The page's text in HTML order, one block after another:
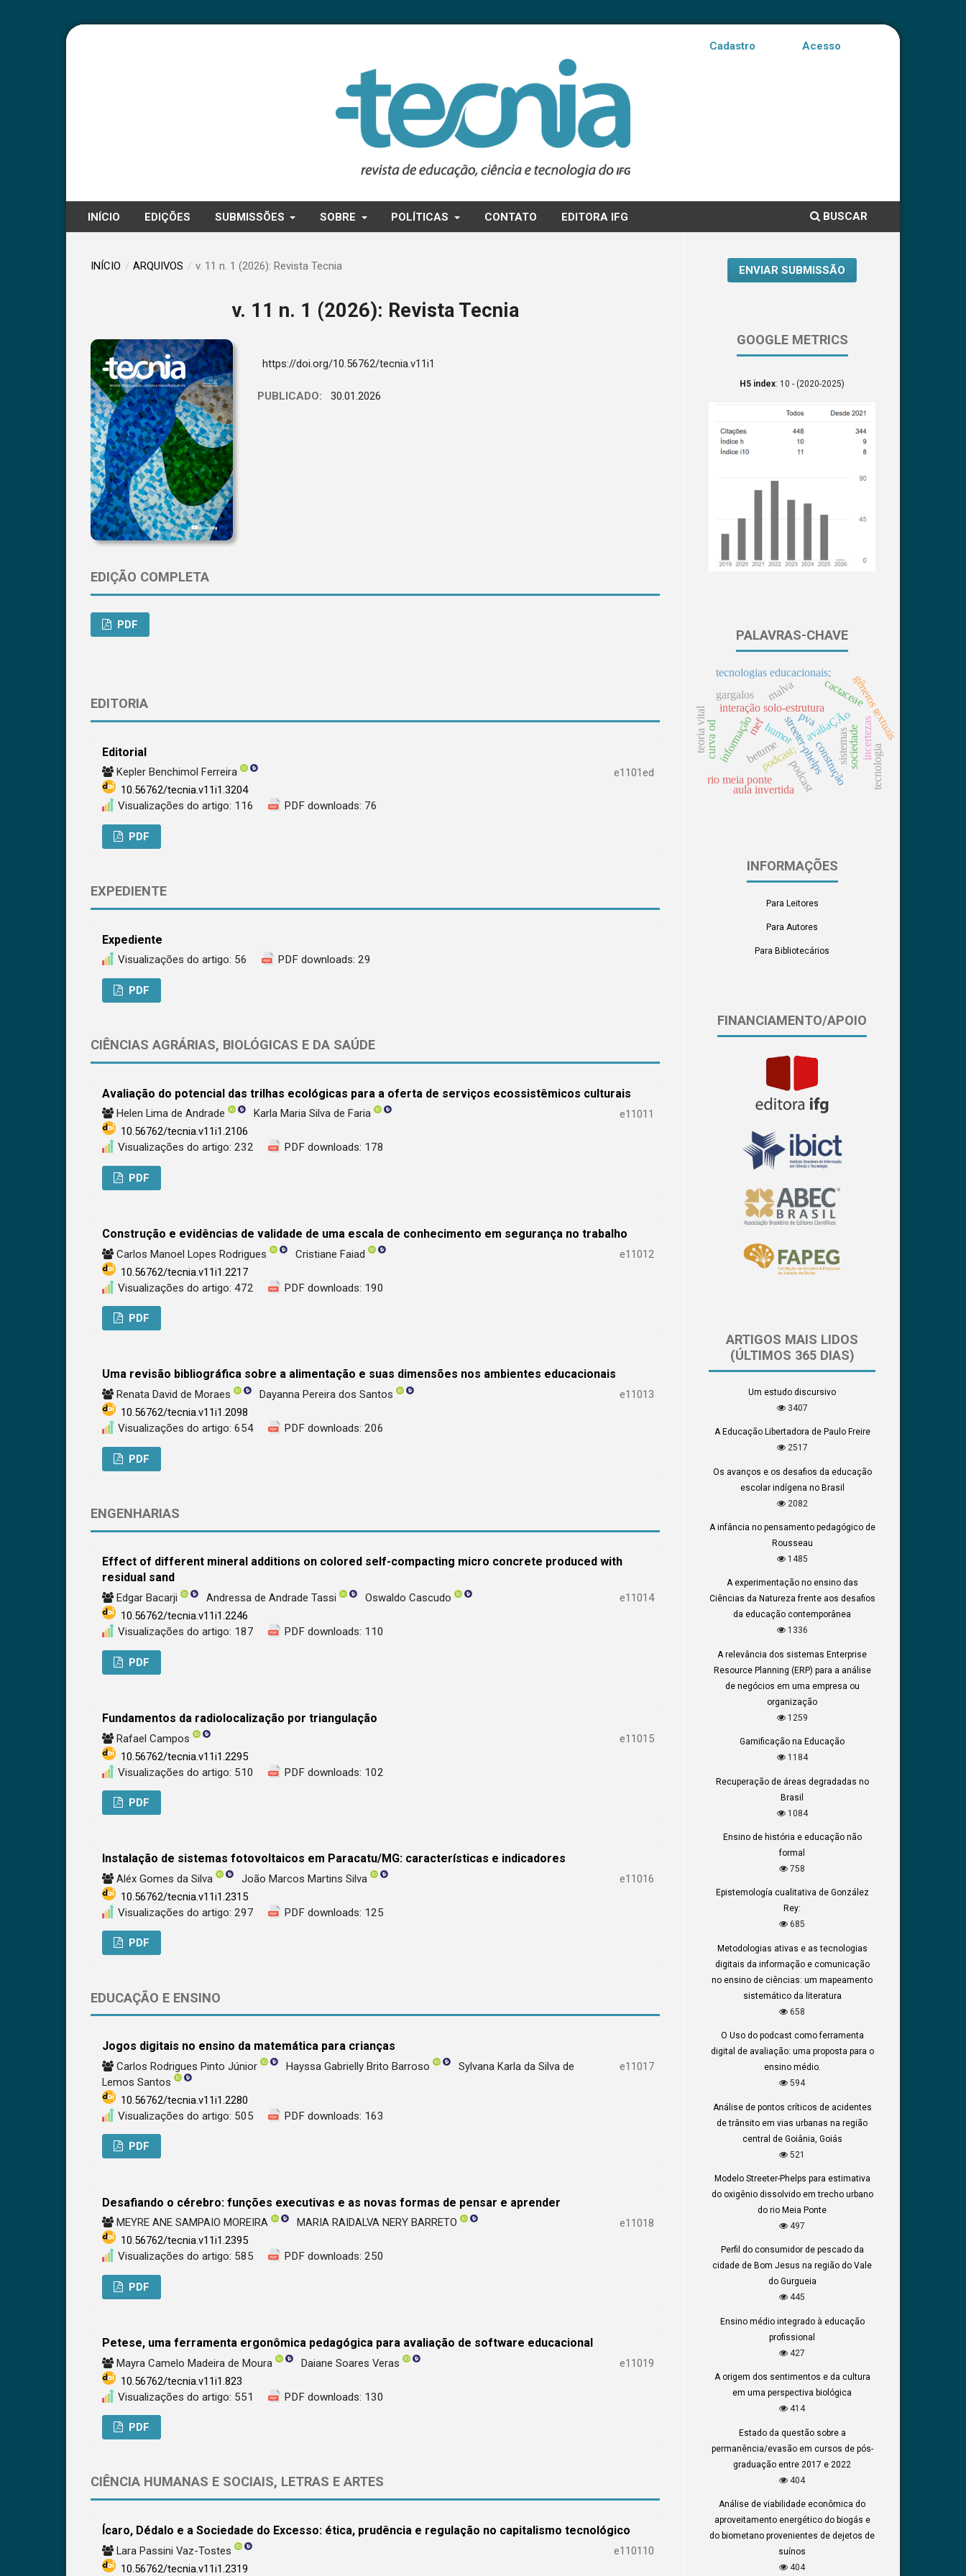
INÍCIO EDIÇÕES SUBMISSÕES SOBRE POLÍTICAS CONTATO EDITORA IFG BUSCAR
Cadastro Acesso
INÍCIO / ARQUIVOS / v. 11 n. 1 (2026): Revista Tecnia
v. 11 n. 1 (2026): Revista Tecnia
https://doi.org/10.56762/tecnia.v11i1
PUBLICADO: 30.01.2026
EDIÇÃO COMPLETA
PDF
EDITORIA
Editorial
Kepler Benchimol Ferreira
e1101ed
10.56762/tecnia.v11i1.3204
Visualizações do artigo: 116
PDF downloads: 76
PDF
EXPEDIENTE
Expediente
Visualizações do artigo: 56 PDF downloads: 29
PDF
CIÊNCIAS AGRÁRIAS, BIOLÓGICAS E DA SAÚDE
Avaliação do potencial das trilhas ecológicas para a oferta de serviços ecossistêmicos culturais
Helen Lima de Andrade Karla Maria Silva de Faria
e11011
10.56762/tecnia.v11i1.2106
Visualizações do artigo: 232
PDF downloads: 178
PDF
Construção e evidências de validade de uma escala de conhecimento em segurança no trabalho
Carlos Manoel Lopes Rodrigues Cristiane Faiad
e11012
10.56762/tecnia.v11i1.2217
Visualizações do artigo: 472
PDF downloads: 190
PDF
Uma revisão bibliográfica sobre a alimentação e suas dimensões nos ambientes educacionais
Renata David de Moraes Dayanna Pereira dos Santos
e11013
10.56762/tecnia.v11i1.2098
Visualizações do artigo: 654
PDF downloads: 206
PDF
ENGENHARIAS
Effect of different mineral additions on colored self-compacting micro concrete produced with
residual sand
Edgar Bacarji Andressa de Andrade Tassi Oswaldo Cascudo
e11014
10.56762/tecnia.v11i1.2246
Visualizações do artigo: 187
PDF downloads: 110
PDF
Fundamentos da radiolocalização por triangulação
Rafael Campos
e11015
10.56762/tecnia.v11i1.2295
Visualizações do artigo: 510
PDF downloads: 102
PDF
Instalação de sistemas fotovoltaicos em Paracatu/MG: características e indicadores
Aléx Gomes da Silva João Marcos Martins Silva
e11016
10.56762/tecnia.v11i1.2315
Visualizações do artigo: 297
PDF downloads: 125
PDF
EDUCAÇÃO E ENSINO
Jogos digitais no ensino da matemática para crianças
Carlos Rodrigues Pinto Júnior Hayssa Gabrielly Brito Barroso
Sylvana Karla da Silva de
Lemos Santos
e11017
10.56762/tecnia.v11i1.2280
Visualizações do artigo: 505
PDF downloads: 163
PDF
Desafiando o cérebro: funções executivas e as novas formas de pensar e aprender
MEYRE ANE SAMPAIO MOREIRA MARIA RAIDALVA NERY BARRETO
e11018
10.56762/tecnia.v11i1.2395
Visualizações do artigo: 585
PDF downloads: 250
PDF
Petese, uma ferramenta ergonômica pedagógica para avaliação de software educacional
Mayra Camelo Madeira de Moura Daiane Soares Veras
e11019
10.56762/tecnia.v11i1.823
Visualizações do artigo: 551
PDF downloads: 130
PDF
CIÊNCIA HUMANAS E SOCIAIS, LETRAS E ARTES
Ícaro, Dédalo e a Sociedade do Excesso: ética, prudência e regulação no capitalismo tecnológico
Lara Passini Vaz-Tostes
e110110
10.56762/tecnia.v11i1.2319
ENVIAR SUBMISSÃO
GOOGLE METRICS
H5 index: 10 - (2020-2025)
PALAVRAS-CHAVE
interação solo-estrutura
streeter-phelps
podcast;
avaliaÇÃo
construção
sistemas
informação humor
rio meia ponte
cactaceae
curva od gêneros textuais
podcast
gargalos
aula invertida
tecnologias educacionais;
sociedade
teoria vital
malva
pva incertezas
betume
mef
tecnologia
INFORMAÇÕES
Para Leitores
Para Autores
Para Bibliotecários
FINANCIAMENTO/APOIO
ARTIGOS MAIS LIDOS
(ÚLTIMOS 365 DIAS)
Um estudo discursivo
3407
A Educação Libertadora de Paulo Freire
2517
Os avanços e os desafios da educação
escolar indígena no Brasil
2082
A infância no pensamento pedagógico de
Rousseau
1485
A experimentação no ensino das
Ciências da Natureza frente aos desafios
da educação contemporânea
1336
A relevância dos sistemas Enterprise
Resource Planning (ERP) para a análise
de negócios em uma empresa ou
organização
1259
Gamificação na Educação
1184
Recuperação de áreas degradadas no
Brasil
1084
Ensino de história e educação não
formal
758
Epistemología cualitativa de González
Rey:
685
Metodologias ativas e as tecnologias
digitais da informação e comunicação
no ensino de ciências: um mapeamento
sistemático da literatura
658
O Uso do podcast como ferramenta
digital de avaliação: uma proposta para o
ensino médio.
594
Análise de pontos críticos de acidentes
de trânsito em vias urbanas na região
central de Goiânia, Goiás
521
Modelo Streeter-Phelps para estimativa
do oxigênio dissolvido em trecho urbano
do rio Meia Ponte
497
Perfil do consumidor de pescado da
cidade de Bom Jesus na região do Vale
do Gurgueia
445
Ensino médio integrado à educação
profissional
427
A origem dos sentimentos e da cultura
em uma perspectiva biológica
414
Estado da questão sobre a
permanência/evasão em cursos de pós-
graduação entre 2017 e 2022
404
Análise de viabilidade econômica do
aproveitamento energético do biogás e
do biometano provenientes de dejetos de
suínos
404